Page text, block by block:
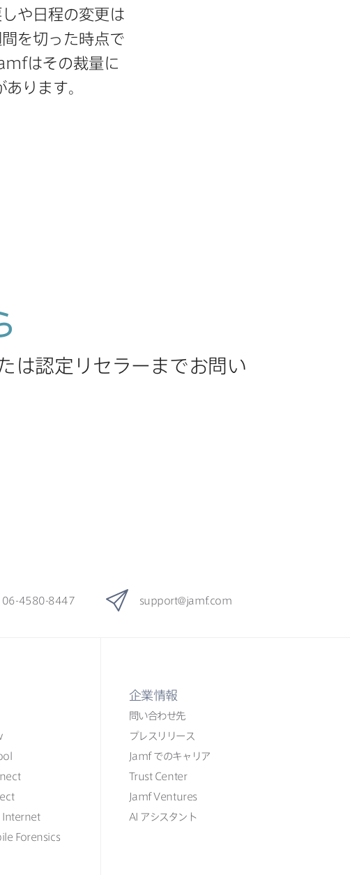
や​日程の​変更は​
を​切った​時点で​
は​その​裁量に​
ります。
は​認定リセラーまで​お問い​
06-4580-8447 support@jamf.com
Internet
Forensics
企業情報
問い​合わせ先
プレスリリース
Jamf での​​キャリア
Trust Center
Jamf Ventures
AI アシスタント